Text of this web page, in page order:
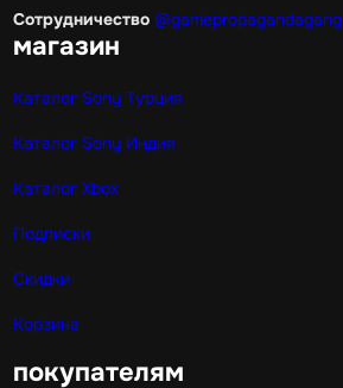
Сотрудничество @gamepropagandagang
магазин
Каталог Sony Турция
Каталог Sony Индия
Каталог Xbox
Подписки
Скидки
Корзина
покупателям